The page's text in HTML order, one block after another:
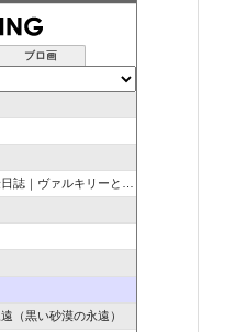
ブロ画
ァルキリーと闇の精霊の旅
（黒い砂漠の永遠）